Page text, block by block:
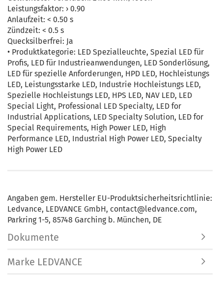
Leistungsfaktor: › 0.90
Anlaufzeit: < 0.50 s
Zündzeit: < 0.5 s
Quecksilberfrei: Ja
• Produktkategorie: LED Spezialleuchte, Spezial LED für
Profis, LED für Industrieanwendungen, LED Sonderlösung,
LED für spezielle Anforderungen, HPD LED, Hochleistungs
LED, Leistungsstarke LED, Industrie Hochleistungs LED,
Spezielle Hochleistungs LED, HPS LED, NAV LED, LED
Special Light, Professional LED Specialty, LED for
Industrial Applications, LED Specialty Solution, LED for
Special Requirements, High Power LED, High
Performance LED, Industrial High Power LED, Specialty
High Power LED
Angaben gem. Hersteller EU-Produktsicherheitsrichtlinie:
Ledvance, LEDVANCE GmbH, contact@ledvance.com,
Parkring 1-5, 85748 Garching b. München, DE
Dokumente
Marke LEDVANCE